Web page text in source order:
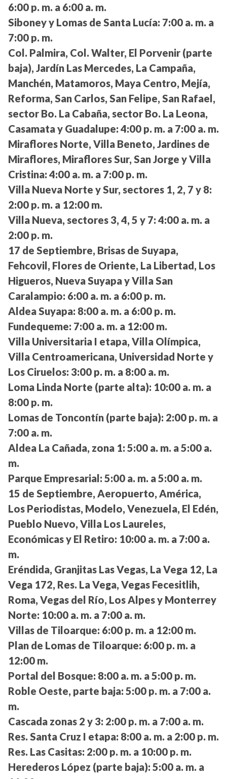
6:00 p. m. a 6:00 a. m.
Siboney y Lomas de Santa Lucía: 7:00 a. m. a
7:00 p. m.
Col. Palmira, Col. Walter, El Porvenir (parte
baja), Jardín Las Mercedes, La Campaña,
Manchén, Matamoros, Maya Centro, Mejía,
Reforma, San Carlos, San Felipe, San Rafael,
sector Bo. La Cabaña, sector Bo. La Leona,
Casamata y Guadalupe: 4:00 p. m. a 7:00 a. m.
Miraflores Norte, Villa Beneto, Jardines de
Miraflores, Miraflores Sur, San Jorge y Villa
Cristina: 4:00 a. m. a 7:00 p. m.
Villa Nueva Norte y Sur, sectores 1, 2, 7 y 8:
2:00 p. m. a 12:00 m.
Villa Nueva, sectores 3, 4, 5 y 7: 4:00 a. m. a
2:00 p. m.
17 de Septiembre, Brisas de Suyapa,
Fehcovil, Flores de Oriente, La Libertad, Los
Higueros, Nueva Suyapa y Villa San
Caralampio: 6:00 a. m. a 6:00 p. m.
Aldea Suyapa: 8:00 a. m. a 6:00 p. m.
Fundequeme: 7:00 a. m. a 12:00 m.
Villa Universitaria I etapa, Villa Olímpica,
Villa Centroamericana, Universidad Norte y
Los Ciruelos: 3:00 p. m. a 8:00 a. m.
Loma Linda Norte (parte alta): 10:00 a. m. a
8:00 p. m.
Lomas de Toncontín (parte baja): 2:00 p. m. a
7:00 a. m.
Aldea La Cañada, zona 1: 5:00 a. m. a 5:00 a.
m.
Parque Empresarial: 5:00 a. m. a 5:00 a. m.
15 de Septiembre, Aeropuerto, América,
Los Periodistas, Modelo, Venezuela, El Edén,
Pueblo Nuevo, Villa Los Laureles,
Económicas y El Retiro: 10:00 a. m. a 7:00 a.
m.
Eréndida, Granjitas Las Vegas, La Vega 12, La
Vega 172, Res. La Vega, Vegas Fecesitlih,
Roma, Vegas del Río, Los Alpes y Monterrey
Norte: 10:00 a. m. a 7:00 a. m.
Villas de Tiloarque: 6:00 p. m. a 12:00 m.
Plan de Lomas de Tiloarque: 6:00 p. m. a
12:00 m.
Portal del Bosque: 8:00 a. m. a 5:00 p. m.
Roble Oeste, parte baja: 5:00 p. m. a 7:00 a.
m.
Cascada zonas 2 y 3: 2:00 p. m. a 7:00 a. m.
Res. Santa Cruz I etapa: 8:00 a. m. a 2:00 p. m.
Res. Las Casitas: 2:00 p. m. a 10:00 p. m.
Herederos López (parte baja): 5:00 a. m. a